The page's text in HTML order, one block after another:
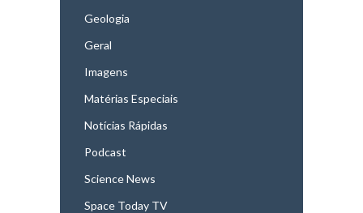
Geologia
Geral
Imagens
Matérias Especiais
Notícias Rápidas
Podcast
Science News
Space Today TV